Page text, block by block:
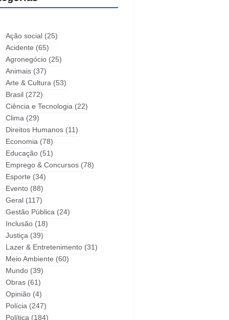
Ação social (25)
Acidente (65)
Agronegócio (25)
Animais (37)
Arte & Cultura (53)
Brasil (272)
Ciência e Tecnologia (22)
Clima (29)
Direitos Humanos (11)
Economia (78)
Educação (51)
Emprego & Concursos (78)
Esporte (34)
Evento (88)
Geral (117)
Gestão Pública (24)
Inclusão (18)
Justiça (39)
Lazer & Entretenimento (31)
Meio Ambiente (60)
Mundo (39)
Obras (61)
Opinião (4)
Polícia (247)
Política (184)